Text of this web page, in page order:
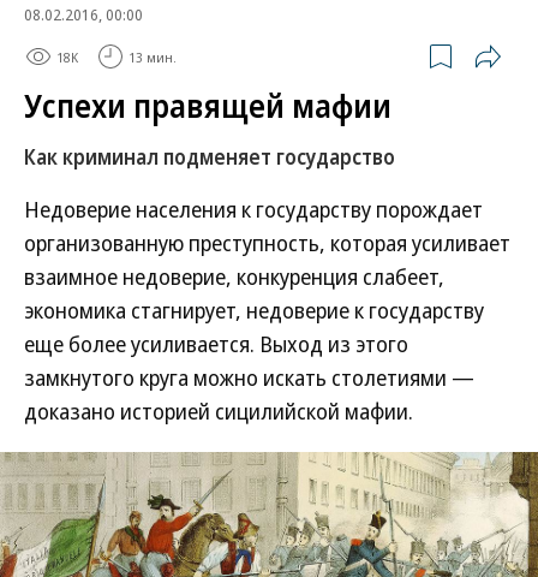
08.02.2016, 00:00
18K 13 мин.
Успехи правящей мафии
Как криминал подменяет государство
Недоверие населения к государству порождает
организованную преступность, которая усиливает
взаимное недоверие, конкуренция слабеет,
экономика стагнирует, недоверие к государству
еще более усиливается. Выход из этого
замкнутого круга можно искать столетиями —
доказано историей сицилийской мафии.